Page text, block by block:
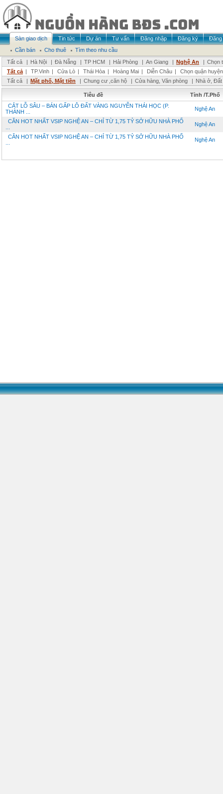
Sàn giao dịch Tin tức Dự án Tư vấn Đăng nhập Đăng ký
Đăng
Cần bán
Cho thuê
Tìm theo nhu cầu
Tất cả
| Hà Nội | Đà Nẵng | TP HCM | Hải Phòng | An Giang | Nghệ An | Chọn
Tất cả | TP.Vinh | Cửa Lò | Thái Hòa | Hoàng Mai | Diễn Châu |
Chọn quận
Tất cả
| Mặt phố, Mặt tiền | Chung cư ,căn hộ | Cửa hàng, Văn phòng | Nhà ở,
Tiêu đề
Tỉnh /T.Phố
CẮT LỖ SÂU – BÁN GẤP LÔ ĐẤT VÀNG NGUYỄN THÁI HỌC (P.
THÀNH ...
Nghệ An
CĂN HOT NHẤT VSIP NGHỆ AN – CHỈ TỪ 1,75 TỶ SỞ HỮU NHÀ PHỐ
Nghệ An
CĂN HOT NHẤT VSIP NGHỆ AN – CHỈ TỪ 1,75 TỶ SỞ HỮU NHÀ PHỐ
Nghệ An